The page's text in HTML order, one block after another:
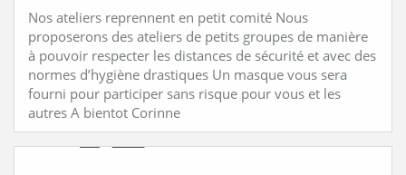
Nos ateliers reprennent en petit comité Nous
proposerons des ateliers de petits groupes de manière
à pouvoir respecter les distances de sécurité et avec des
normes d’hygiène drastiques Un masque vous sera
fourni pour participer sans risque pour vous et les
autres A bientot Corinne